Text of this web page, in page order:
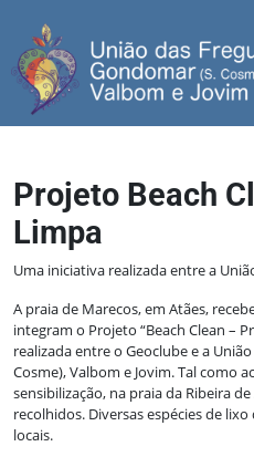
Projeto Beach
Limpa
Uma iniciativa realizada entre a
A praia de Marecos, em Atães,
integram o Projeto “Beach Clean –
realizada entre o Geoclube e a
Cosme), Valbom e Jovim. Tal como
sensibilização, na praia da Ribeira
recolhidos. Diversas espécies de
locais.